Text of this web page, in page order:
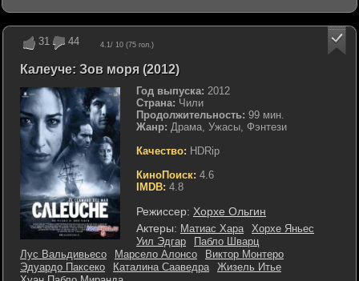
31 44 4.1/ 10 (75 гол.)
Калеуче: Зов моря (2012)
Год выпуска: 2012
Страна: Чили
Продолжительность: 99 мин.
Жанр: Драма, Ужасы, Фэнтези
Качество: HDRip
КиноПоиск: 4.6
IMDB: 4.8
Режиссер: Хорхе Ольгин
Актеры: Матиас Хара
Хорхе Яньес
Уил Эдгар
Пабло Шварц
Лус Вальдивьесо
Марсело Алонсо
Виктор Монтеро
Эдуардо Паксеко
Каталина Сааведра
Жизель Итье